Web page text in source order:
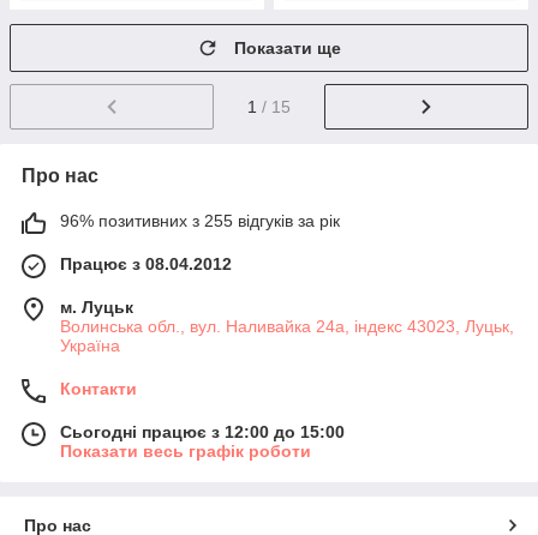
Показати ще
1 / 15
Про нас
96% позитивних з 255 відгуків за рік
Працює з 08.04.2012
м. Луцьк
Волинська обл., вул. Наливайка 24а, індекс 43023, Луцьк,
Україна
Контакти
Сьогодні працює з 12:00 до 15:00
Показати весь графік роботи
Про нас